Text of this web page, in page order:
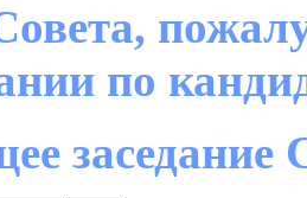
по
заседание